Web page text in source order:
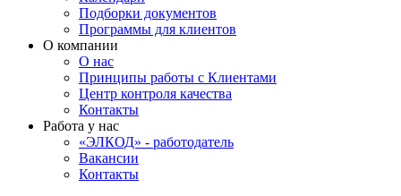
Подборки документов
Программы для клиентов
О компании
О нас
Принципы работы с Клиентами
Центр контроля качества
Контакты
Работа у нас
«ЭЛКОД» - работодатель
Вакансии
Контакты